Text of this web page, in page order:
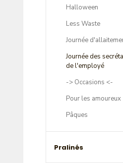
Halloween
Less Waste
Journée
Journée des
de l'employé
-> Occasions <-
Pour les amoureux
Pâques
Pralinés